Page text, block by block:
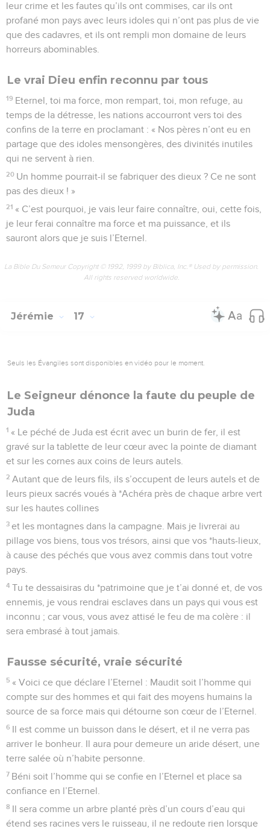
leur crime et les fautes qu’ils ont commises, car ils ont
profané mon pays avec leurs idoles qui n’ont pas plus de vie
que des cadavres, et ils ont rempli mon domaine de leurs
horreurs abominables.
Le vrai Dieu enfin reconnu par tous
19 Eternel, toi ma force, mon rempart, toi, mon refuge, au
temps de la détresse, les nations accourront vers toi des
confins de la terre en proclamant : « Nos pères n’ont eu en
partage que des idoles mensongères, des divinités inutiles
qui ne servent à rien.
20 Un homme pourrait-il se fabriquer des dieux ? Ce ne sont
pas des dieux ! »
21 « C’est pourquoi, je vais leur faire connaître, oui, cette fois,
je leur ferai connaître ma force et ma puissance, et ils
sauront alors que je suis l’Eternel.
La Bible Du Semeur Copyright © 1992, 1999 by Biblica, Inc.® Used by permission.
All rights reserved worldwide.
Jérémie 17
Seuls les Évangiles sont disponibles en vidéo pour le moment.
Le Seigneur dénonce la faute du peuple de
Juda
1 « Le péché de Juda est écrit avec un burin de fer, il est
gravé sur la tablette de leur cœur avec la pointe de diamant
et sur les cornes aux coins de leurs autels.
2 Autant que de leurs fils, ils s’occupent de leurs autels et de
leurs pieux sacrés voués à *Achéra près de chaque arbre vert
sur les hautes collines
3 et les montagnes dans la campagne. Mais je livrerai au
pillage vos biens, tous vos trésors, ainsi que vos *hauts-lieux,
à cause des péchés que vous avez commis dans tout votre
pays.
4 Tu te dessaisiras du *patrimoine que je t’ai donné et, de vos
ennemis, je vous rendrai esclaves dans un pays qui vous est
inconnu ; car vous, vous avez attisé le feu de ma colère : il
sera embrasé à tout jamais.
Fausse sécurité, vraie sécurité
5 « Voici ce que déclare l’Eternel : Maudit soit l’homme qui
compte sur des hommes et qui fait des moyens humains la
source de sa force mais qui détourne son cœur de l’Eternel.
6 Il est comme un buisson dans le désert, et il ne verra pas
arriver le bonheur. Il aura pour demeure un aride désert, une
terre salée où n’habite personne.
7 Béni soit l’homme qui se confie en l’Eternel et place sa
confiance en l’Eternel.
8 Il sera comme un arbre planté près d’un cours d’eau qui
étend ses racines vers le ruisseau, il ne redoute rien lorsque